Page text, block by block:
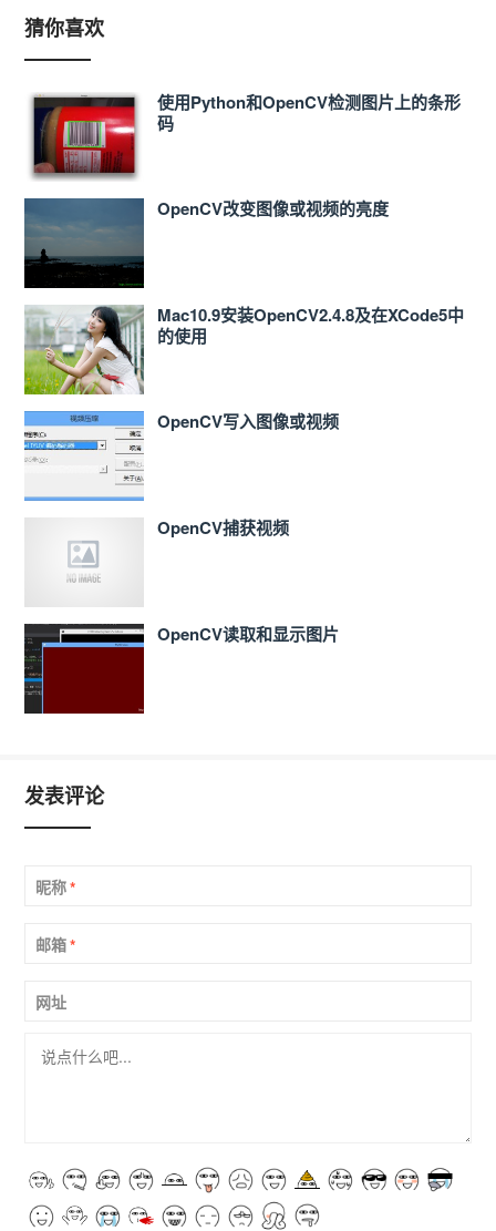
猜你喜欢
使用Python和OpenCV检测图片上的条形
码
OpenCV改变图像或视频的亮度
Mac10.9安装OpenCV2.4.8及在XCode5中
的使用
OpenCV写入图像或视频
OpenCV捕获视频
OpenCV读取和显示图片
发表评论
昵称*
邮箱*
网址